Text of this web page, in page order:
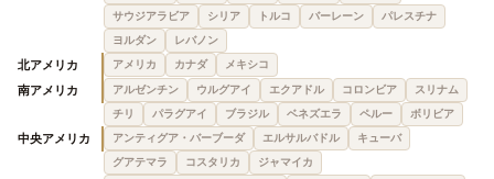
サウジアラビア
シリア トルコ バーレーン
パレスチナ
ヨルダン
レバノン
北アメリカ アメリカ カナダ メキシコ
南アメリカ アルゼンチン ウルグアイ エクアドル コロンビア
スリナム
チリ
パラグアイ ブラジル ベネズエラ ペルー ボリビア
中央アメリカ アンティグア・バーブーダ エルサルバドル
キューバ
グアテマラ
コスタリカ
ジャマイカ